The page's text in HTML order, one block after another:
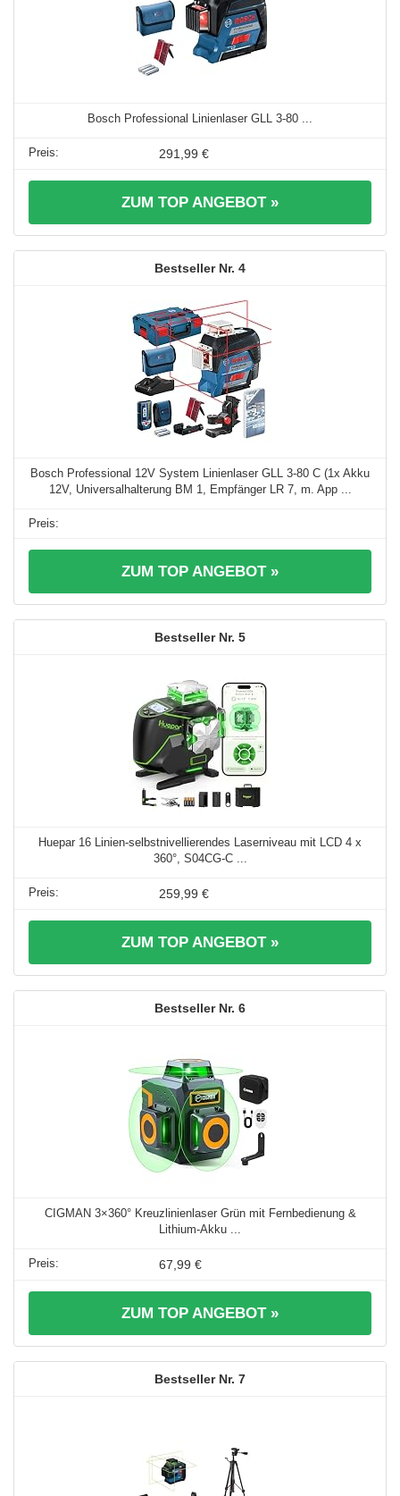
Bosch Professional Linienlaser GLL 3-80 ...
291,99 €
ZUM TOP ANGEBOT »
4
Bosch Professional 12V System Linienlaser GLL 3-80 C (1x Akku
12V, Universalhalterung BM 1, Empfänger LR 7, m. App ...
ZUM TOP ANGEBOT »
5
Huepar 16 Linien-selbstnivellierendes Laserniveau mit LCD 4 x
360°, S04CG-C ...
259,99 €
ZUM TOP ANGEBOT »
6
CIGMAN 3×360° Kreuzlinienlaser Grün mit Fernbedienung &
Lithium-Akku ...
67,99 €
ZUM TOP ANGEBOT »
7